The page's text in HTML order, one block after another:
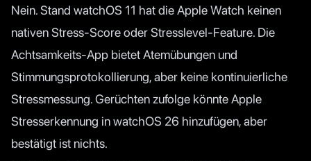
Nein. Stand watchOS 11 hat die Apple Watch keinen
nativen Stress-Score oder Stresslevel-Feature. Die
Achtsamkeits-App bietet Atemübungen und
Stimmungsprotokollierung, aber keine kontinuierliche
Stressmessung. Gerüchten zufolge könnte Apple
Stresserkennung in watchOS 26 hinzufügen, aber
bestätigt ist nichts.